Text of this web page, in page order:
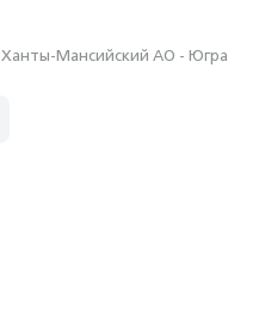
Ханты-Мансийский АО - Югра